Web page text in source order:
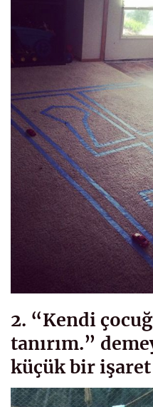
2. “Kendi
tanırım.”
küçük bir işaret